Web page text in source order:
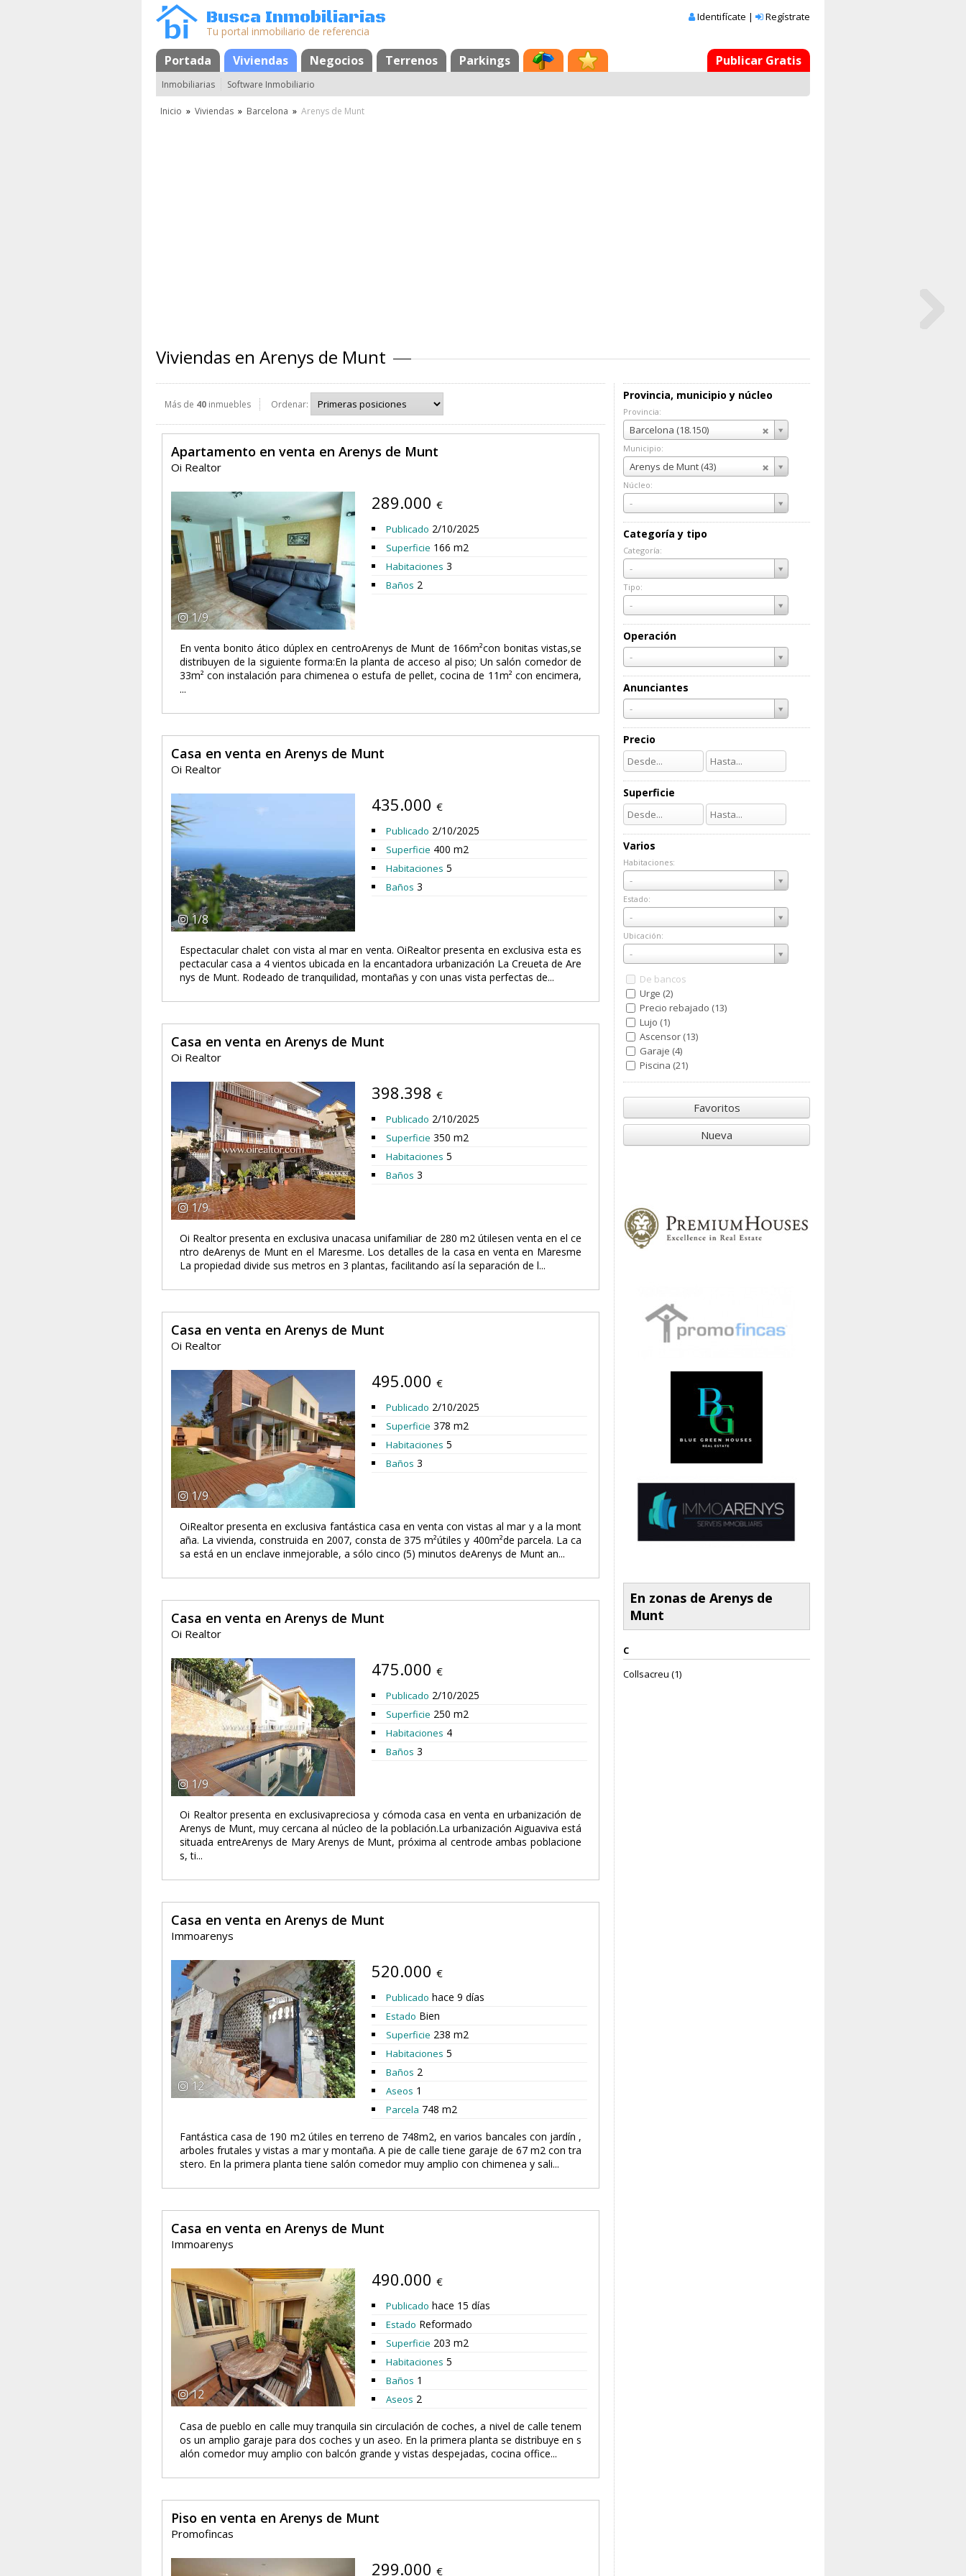
Busca Inmobiliarias
Tu portal inmobiliario de referencia
Identifícate | Regístrate
Portada Viviendas Negocios Terrenos Parkings
MapaFavoritos Publicar Gratis
Inmobiliarias Software Inmobiliario
Inicio » Viviendas » Barcelona » Arenys de Munt
Viviendas en Arenys de Munt
Provincia, municipio y núcleo
Provincia:
Barcelona (18.150)
Provincia:
Municipio:
Arenys de Munt (43)
Municipio:
Núcleo:
-
Núcleo:
Categoría y tipo
Categoría:
-
Categoría:
Tipo:
-
Tipo:
Operación
-
Anunciantes
-
Precio
Superficie
Varios
Habitaciones:
-
Habitaciones:
Estado:
-
Estado:
Ubicación:
-
Ubicación:
De bancos
Urge (2)
Precio rebajado (13)
Lujo (1)
Ascensor (13)
Garaje (4)
Piscina (21)
Favoritos
Nueva
En zonas de Arenys de
Munt
C
Collsacreu (1)
Más de 40 inmuebles Ordenar:
Apartamento en venta en Arenys de Munt
Oi Realtor
1/9
289.000 €
Publicado 2/10/2025
Superficie 166 m2
Habitaciones 3
Baños 2
En venta bonito ático dúplex en centroArenys de Munt de 166m²con bonitas vistas,se
distribuyen de la siguiente forma:En la planta de acceso al piso; Un salón comedor de
33m² con instalación para chimenea o estufa de pellet, cocina de 11m² con encimera,
...
Casa en venta en Arenys de Munt
Oi Realtor
1/8
435.000 €
Publicado 2/10/2025
Superficie 400 m2
Habitaciones 5
Baños 3
Espectacular chalet con vista al mar en venta. OiRealtor presenta en exclusiva esta es
pectacular casa a 4 vientos ubicada en la encantadora urbanización La Creueta de Are
nys de Munt. Rodeado de tranquilidad, montañas y con unas vista perfectas de...
Casa en venta en Arenys de Munt
Oi Realtor
1/9
398.398 €
Publicado 2/10/2025
Superficie 350 m2
Habitaciones 5
Baños 3
Oi Realtor presenta en exclusiva unacasa unifamiliar de 280 m2 útilesen venta en el ce
ntro deArenys de Munt en el Maresme. Los detalles de la casa en venta en Maresme
La propiedad divide sus metros en 3 plantas, facilitando así la separación de l...
Casa en venta en Arenys de Munt
Oi Realtor
1/9
495.000 €
Publicado 2/10/2025
Superficie 378 m2
Habitaciones 5
Baños 3
OiRealtor presenta en exclusiva fantástica casa en venta con vistas al mar y a la mont
aña. La vivienda, construida en 2007, consta de 375 m²útiles y 400m²de parcela. La ca
sa está en un enclave inmejorable, a sólo cinco (5) minutos deArenys de Munt an...
Casa en venta en Arenys de Munt
Oi Realtor
1/9
475.000 €
Publicado 2/10/2025
Superficie 250 m2
Habitaciones 4
Baños 3
Oi Realtor presenta en exclusivapreciosa y cómoda casa en venta en urbanización de
Arenys de Munt, muy cercana al núcleo de la población.La urbanización Aiguaviva está
situada entreArenys de Mary Arenys de Munt, próxima al centrode ambas poblacione
s, ti...
Casa en venta en Arenys de Munt
Immoarenys
12
520.000 €
Publicado hace 9 días
Estado Bien
Superficie 238 m2
Habitaciones 5
Baños 2
Aseos 1
Parcela 748 m2
Fantástica casa de 190 m2 útiles en terreno de 748m2, en varios bancales con jardín ,
arboles frutales y vistas a mar y montaña. A pie de calle tiene garaje de 67 m2 con tra
stero. En la primera planta tiene salón comedor muy amplio con chimenea y sali...
Casa en venta en Arenys de Munt
Immoarenys
12
490.000 €
Publicado hace 15 días
Estado Reformado
Superficie 203 m2
Habitaciones 5
Baños 1
Aseos 2
Casa de pueblo en calle muy tranquila sin circulación de coches, a nivel de calle tenem
os un amplio garaje para dos coches y un aseo. En la primera planta se distribuye en s
alón comedor muy amplio con balcón grande y vistas despejadas, cocina office...
Piso en venta en Arenys de Munt
Promofincas
299.000 €